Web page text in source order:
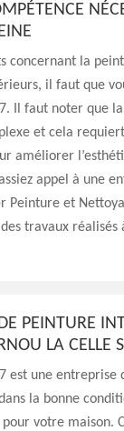
concernant la
il faut que
Il faut noter que
et cela
améliorer
appel à une
Peinture et
travaux réalisés
PEINTURE
LA CELLE
est une entreprise
la bonne
votre maison.